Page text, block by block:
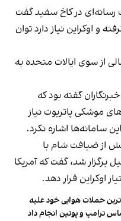
یک نشست رسانه‌ای در کاخ سفید گفت
و اوکراین نیاز دارد توان
از سوی ایالات متحده به
گفته بود که
موشکی پاتریوت نیاز
سامانه‌ها اشاره نکرد.
از ضیافت شام با
برگزار شد، گفت که آمریکا
اوکراین قرار دهد.
حملات هوایی خود علیه
ترامپ و پوتین انجام داد